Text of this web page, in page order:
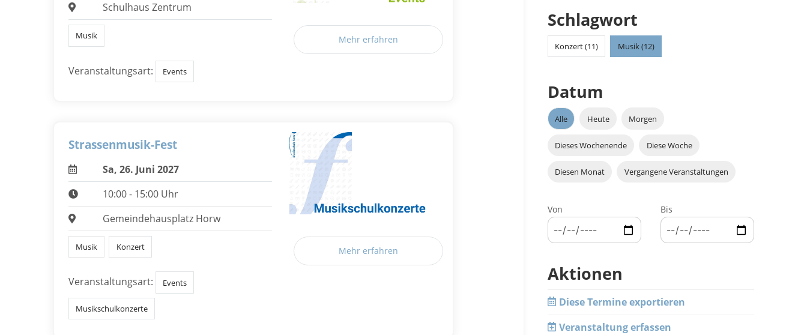
Schulhaus Zentrum
Musik
Veranstaltungsart: Events
Mehr erfahren
Strassenmusik-Fest
Sa, 26. Juni 2027
10:00 - 15:00 Uhr
Gemeindehausplatz Horw
Musik Konzert
Veranstaltungsart: Events
Musikschulkonzerte
Mehr erfahren
Schlagwort
Konzert (11) Musik (12)
Datum
Alle Heute Morgen
Dieses Wochenende Diese Woche
Diesen Monat Vergangene Veranstaltungen
Von Bis
Aktionen
Diese Termine exportieren
Veranstaltung erfassen